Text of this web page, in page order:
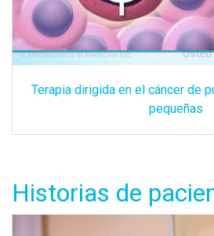
Terapia dirigida en el cáncer de
pequeñas
Historias de